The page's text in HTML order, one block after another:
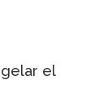
el